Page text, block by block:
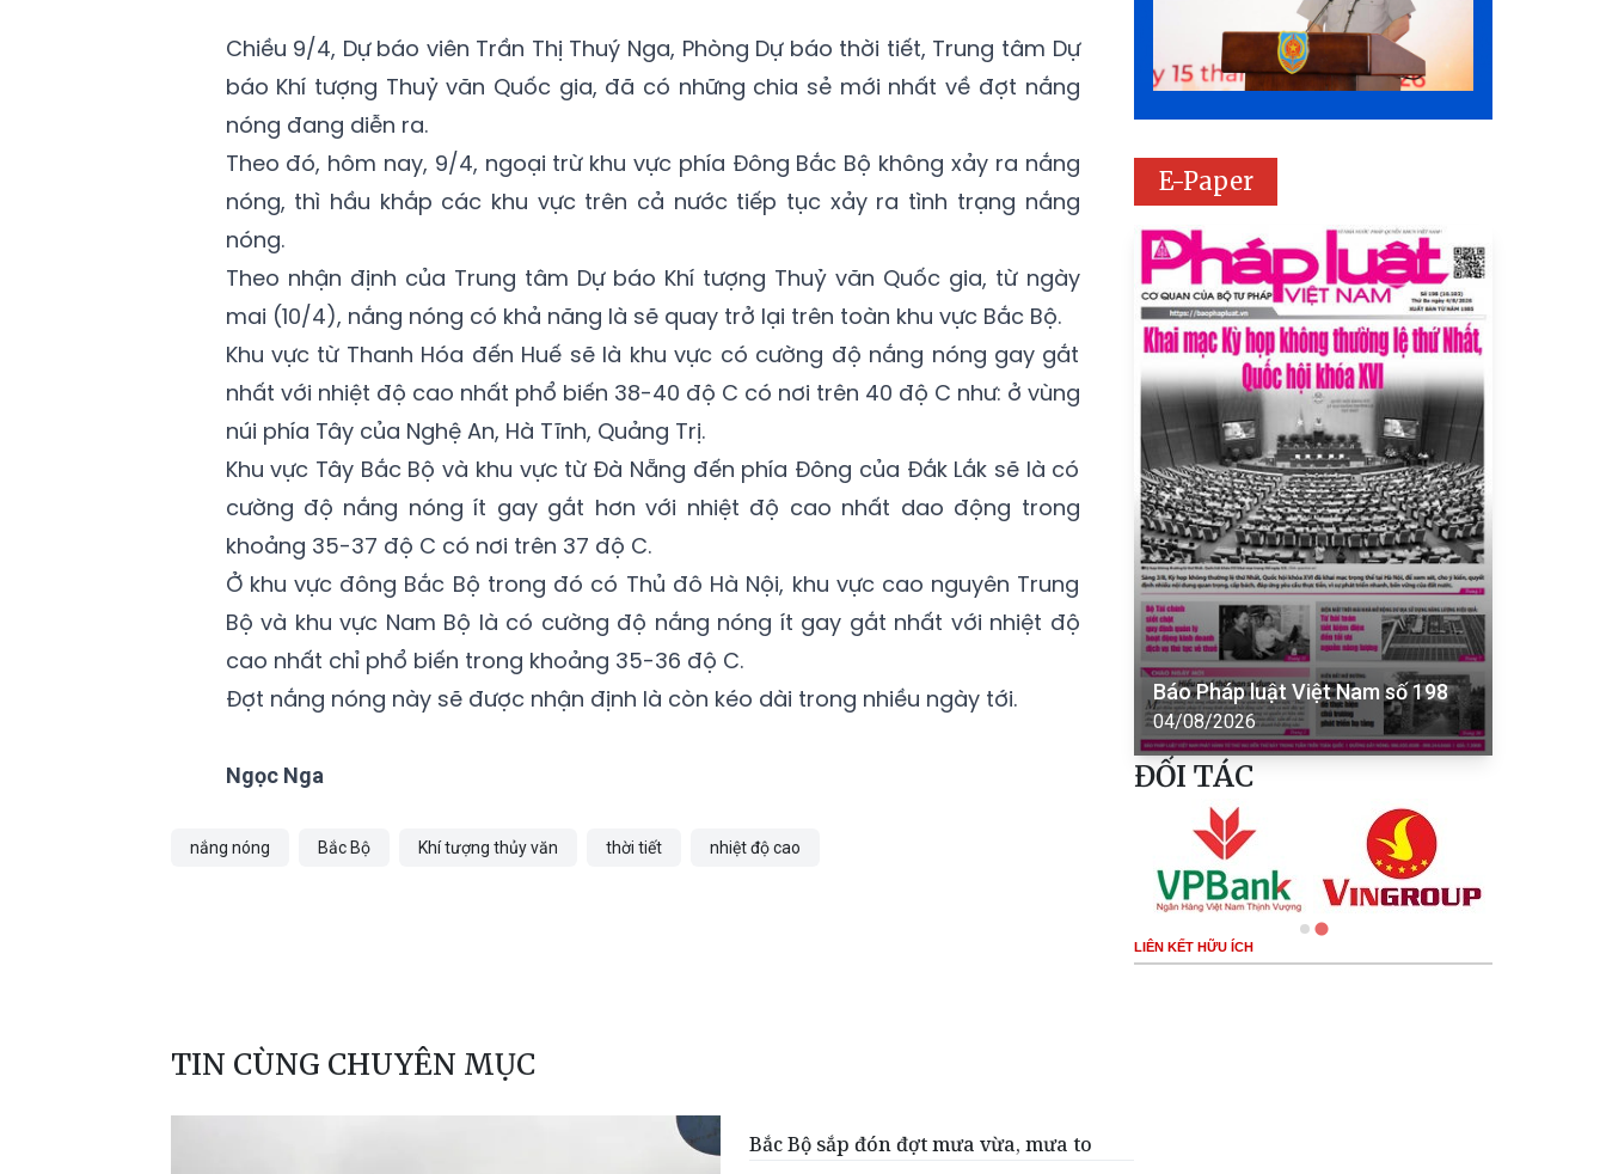
Chiều 9/4, Dự báo viên Trần Thị Thuý Nga, Phòng Dự báo thời tiết, Trung tâm Dự
báo Khí tượng Thuỷ văn Quốc gia, đã có những chia sẻ mới nhất về đợt nắng
nóng đang diễn ra.
Theo đó, hôm nay, 9/4, ngoại trừ khu vực phía Đông Bắc Bộ không xảy ra nắng
nóng, thì hầu khắp các khu vực trên cả nước tiếp tục xảy ra tình trạng nắng
nóng.
Theo nhận định của Trung tâm Dự báo Khí tượng Thuỷ văn Quốc gia, từ ngày
mai (10/4), nắng nóng có khả năng là sẽ quay trở lại trên toàn khu vực Bắc Bộ.
Khu vực từ Thanh Hóa đến Huế sẽ là khu vực có cường độ nắng nóng gay gắt
nhất với nhiệt độ cao nhất phổ biến 38-40 độ C có nơi trên 40 độ C như: ở vùng
núi phía Tây của Nghệ An, Hà Tĩnh, Quảng Trị.
Khu vực Tây Bắc Bộ và khu vực từ Đà Nẵng đến phía Đông của Đắk Lắk sẽ là có
cường độ nắng nóng ít gay gắt hơn với nhiệt độ cao nhất dao động trong
khoảng 35-37 độ C có nơi trên 37 độ C.
Ở khu vực đông Bắc Bộ trong đó có Thủ đô Hà Nội, khu vực cao nguyên Trung
Bộ và khu vực Nam Bộ là có cường độ nắng nóng ít gay gắt nhất với nhiệt độ
cao nhất chỉ phổ biến trong khoảng 35-36 độ C.
Đợt nắng nóng này sẽ được nhận định là còn kéo dài trong nhiều ngày tới.
Ngọc Nga
nắng nóng Bắc Bộ Khí tượng thủy văn thời tiết nhiệt độ cao
TIN CÙNG CHUYÊN MỤC
Bắc Bộ sắp đón đợt mưa vừa, mưa to
E-Paper
Báo Pháp luật Việt Nam số 198
04/08/2026
ĐỐI TÁC
LIÊN KẾT HỮU ÍCH